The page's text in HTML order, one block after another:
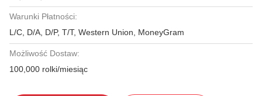
Warunki Płatności:
L/C, D/A, D/P, T/T, Western Union, MoneyGram
Możliwość Dostaw:
100,000 rolki/miesiąc